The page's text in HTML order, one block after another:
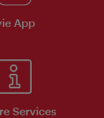
App
Services